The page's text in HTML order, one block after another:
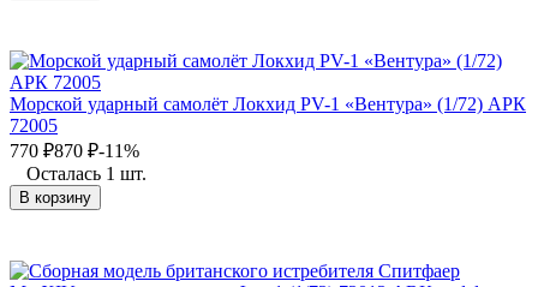
Морской ударный самолёт Локхид PV-1 «Вентура» (1/72) АРК
72005
770 ₽870 ₽-11%
Осталась 1 шт.
В корзину